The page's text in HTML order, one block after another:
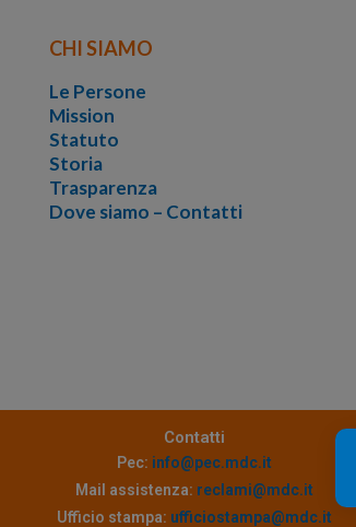
CHI SIAMO
Le Persone
Mission
Statuto
Storia
Trasparenza
Dove siamo – Contatti
Contatti
Pec: info@pec.mdc.it
Mail assistenza: reclami@mdc.it
Ufficio stampa: ufficiostampa@mdc.it